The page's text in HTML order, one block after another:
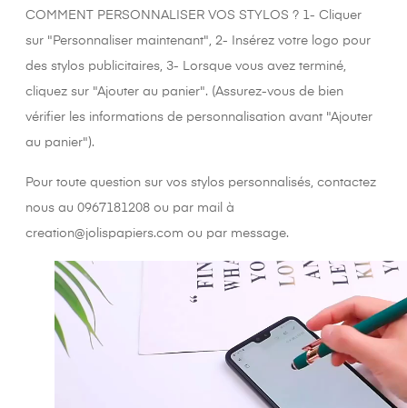
COMMENT PERSONNALISER VOS STYLOS ? 1- Cliquer
sur "Personnaliser maintenant", 2- Insérez votre logo pour
des stylos publicitaires, 3- Lorsque vous avez terminé,
cliquez sur "Ajouter au panier". (Assurez-vous de bien
vérifier les informations de personnalisation avant "Ajouter
au panier").
Pour toute question sur vos stylos personnalisés, contactez
nous au 0967181208 ou par mail à
creation@jolispapiers.com ou par message.